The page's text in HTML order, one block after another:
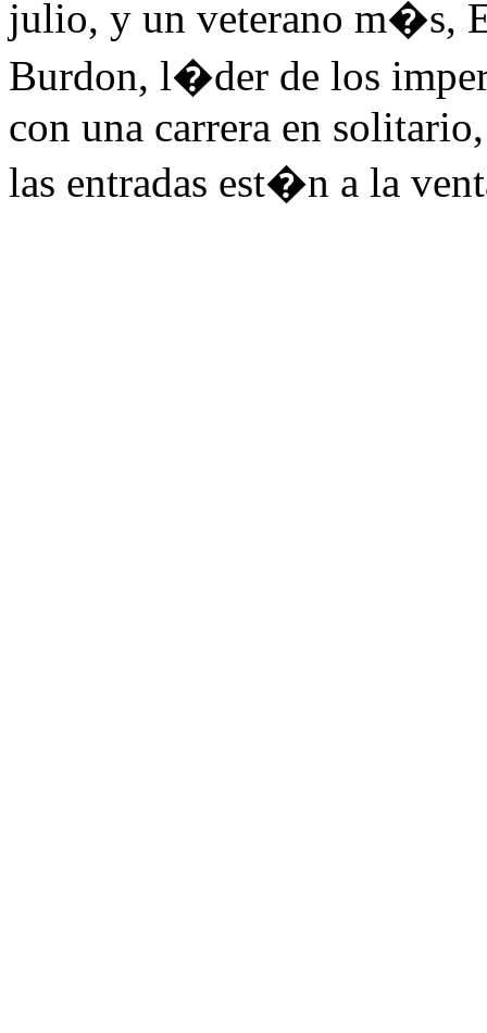
julio, y un veterano m�s,
Burdon, l�der de los
con una carrera en
las entradas est�n a la